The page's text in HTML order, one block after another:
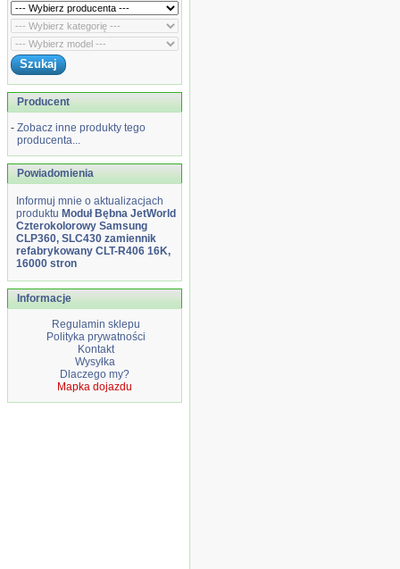
Producent
- Zobacz inne produkty tego
producenta...
Powiadomienia
Informuj mnie o aktualizacjach
produktu Moduł Bębna JetWorld
Czterokolorowy Samsung
CLP360, SLC430 zamiennik
refabrykowany CLT-R406 16K,
16000 stron
Informacje
Regulamin sklepu
Polityka prywatności
Kontakt
Wysyłka
Dlaczego my?
Mapka dojazdu